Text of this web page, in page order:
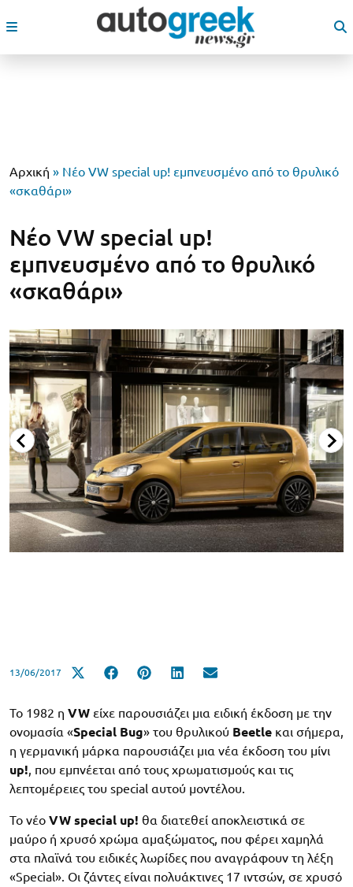
Αρχική » Νέο VW special up! εμπνευσμένο από το θρυλικό
«σκαθάρι»
Νέο VW special up!
εμπνευσμένο από το θρυλικό
«σκαθάρι»
13/06/2017
Το 1982 η VW είχε παρουσιάζει μια ειδική έκδοση με την
ονομασία «Special Bug» του θρυλικού Beetle και σήμερα,
η γερμανική μάρκα παρουσιάζει μια νέα έκδοση του μίνι
up!, που εμπνέεται από τους χρωματισμούς και τις
λεπτομέρειες του special αυτού μοντέλου.
Το νέο VW special up! θα διατεθεί αποκλειστικά σε
μαύρο ή χρυσό χρώμα αμαξώματος, που φέρει χαμηλά
στα πλαϊνά του ειδικές λωρίδες που αναγράφουν τη λέξη
«Special». Οι ζάντες είναι πολυάκτινες 17 ιντσών, σε χρυσό